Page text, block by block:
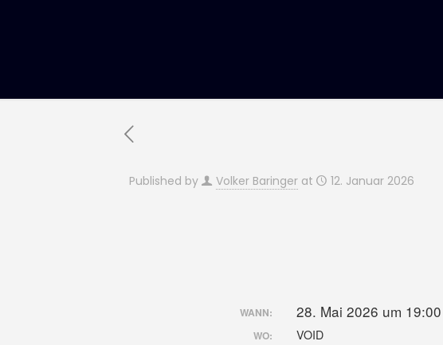
Published by Volker Baringer at 12. Januar 2026
WANN: 28. Mai 2026 um 19:00
WO:
VOID